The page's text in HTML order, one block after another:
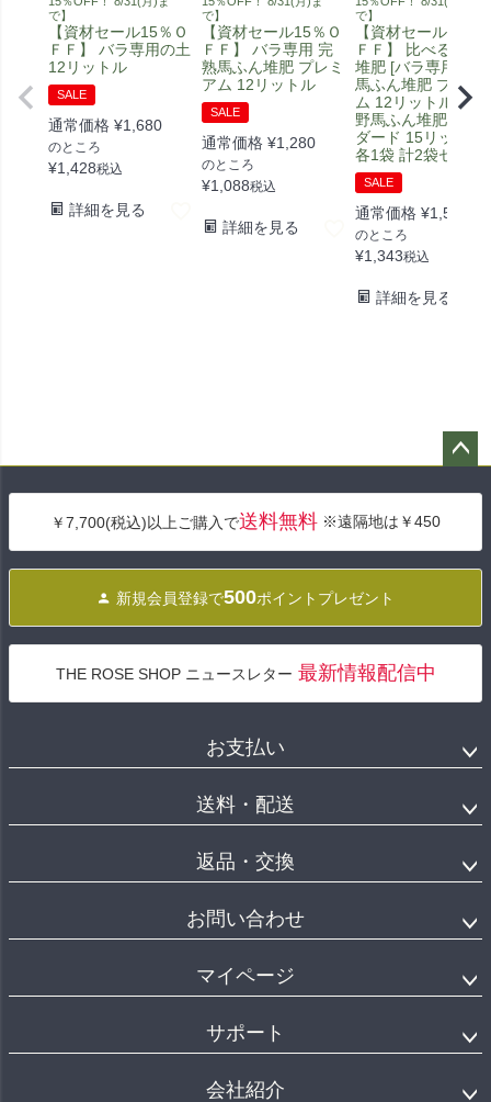
で】
【資材セール15％Ｏ
ＦＦ】 バラ専用の土
12リットル
SALE
通常価格 ¥1,680
のところ
¥1,428税込
詳細を見る
で】
【資材セール15％Ｏ
ＦＦ】 バラ専用 完
熟馬ふん堆肥 プレミ
アム 12リットル
SALE
通常価格 ¥1,280
のところ
¥1,088税込
詳細を見る
で】
【資材セール15％
ＦＦ】 比べる馬ふ
堆肥 [バラ専用 完熟
馬ふん堆肥 プレミ
ム 12リットル] [安
野馬ふん堆肥 スタ
ダード 15リットル]
各1袋 計2袋セット
SALE
通常価格 ¥1,580
のところ
¥1,343税込
詳細を見る
へ
￥7,700(税込)以上ご購入で送料無料 ※遠隔地は￥450
新規会員登録で500ポイントプレゼント
THE ROSE SHOP ニュースレター 最新情報配信中
お支払い
送料・配送
返品・交換
お問い合わせ
マイページ
サポート
会社紹介